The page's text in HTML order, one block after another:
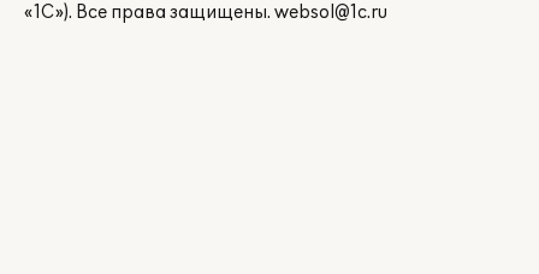
«1С»). Все права защищены. websol@1c.ru